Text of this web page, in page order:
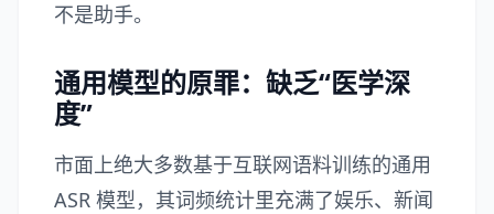
不是助手。
通用模型的原罪：缺乏“医学深
度”
市面上绝大多数基于互联网语料训练的通用
ASR 模型，其词频统计里充满了娱乐、新闻